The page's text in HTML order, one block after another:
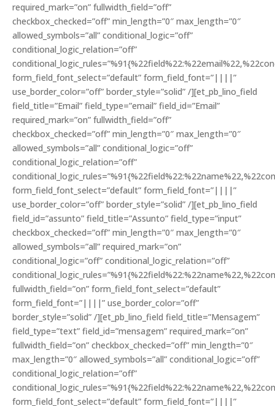
required_mark=”on” fullwidth_field=”off”
checkbox_checked=”off” min_length=”0″ max_length=”0″
allowed_symbols=”all” conditional_logic=”off”
conditional_logic_relation=”off”
form_field_font_select=”default” form_field_font=”||||”
use_border_color=”off” border_style=”solid” /][et_pb_lino_field
field_title=”Email” field_type=”email” field_id=”Email”
required_mark=”on” fullwidth_field=”off”
checkbox_checked=”off” min_length=”0″ max_length=”0″
allowed_symbols=”all” conditional_logic=”off”
conditional_logic_relation=”off”
form_field_font_select=”default” form_field_font=”||||”
use_border_color=”off” border_style=”solid” /][et_pb_lino_field
field_id=”assunto” field_title=”Assunto” field_type=”input”
checkbox_checked=”off” min_length=”0″ max_length=”0″
allowed_symbols=”all” required_mark=”on”
conditional_logic=”off” conditional_logic_relation=”off”
fullwidth_field=”on” form_field_font_select=”default”
form_field_font=”||||” use_border_color=”off”
border_style=”solid” /][et_pb_lino_field field_title=”Mensagem”
field_type=”text” field_id=”mensagem” required_mark=”on”
fullwidth_field=”on” checkbox_checked=”off” min_length=”0″
max_length=”0″ allowed_symbols=”all” conditional_logic=”off”
conditional_logic_relation=”off”
form_field_font_select=”default” form_field_font=”||||”